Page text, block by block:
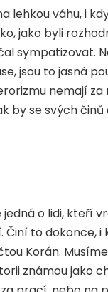
lehkou váhu, i
jako byli
sympatizovat.
jsou to jasná
nemají
by se svých
o lidi, kteří
to dokonce,
Korán.
známou jako